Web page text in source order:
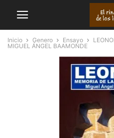
Inicio Genero Ensayo
MIGUEL ÁNGEL BAAMONDE